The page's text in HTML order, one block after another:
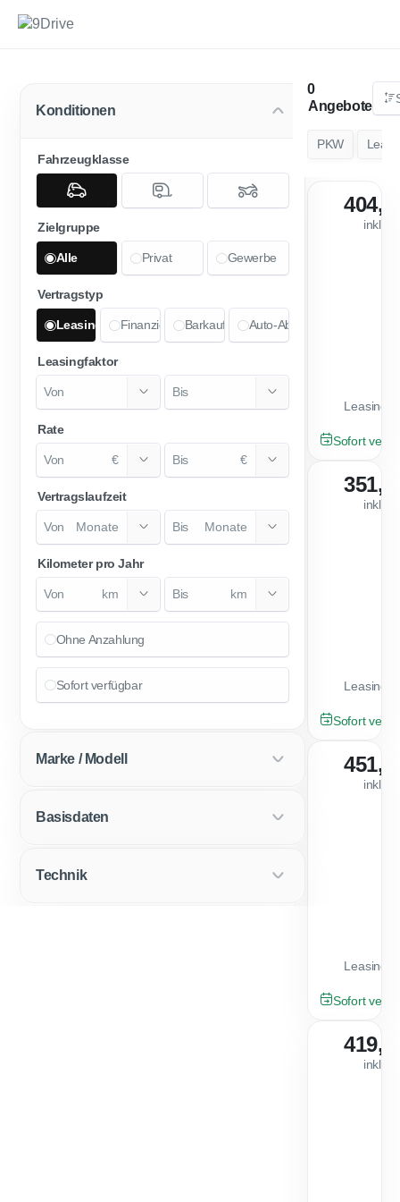
Konditionen
Fahrzeugklasse
Zielgruppe
Alle Privat Gewerbe
Vertragstyp
Leasing FinanzierungBarkauf Auto-Abo
Leasingfaktor
Rate
€ €
Vertragslaufzeit
Monate Monate
Kilometer pro Jahr
km km
Ohne Anzahlung
Sofort verfügbar
Marke / Modell
Basisdaten
Technik
Angebote
PKW
GEBRAUCHT
inkl.
Sofort
GEBRAUCHT
inkl.
Sofort
GEBRAUCHT
inkl.
Sofort
inkl.